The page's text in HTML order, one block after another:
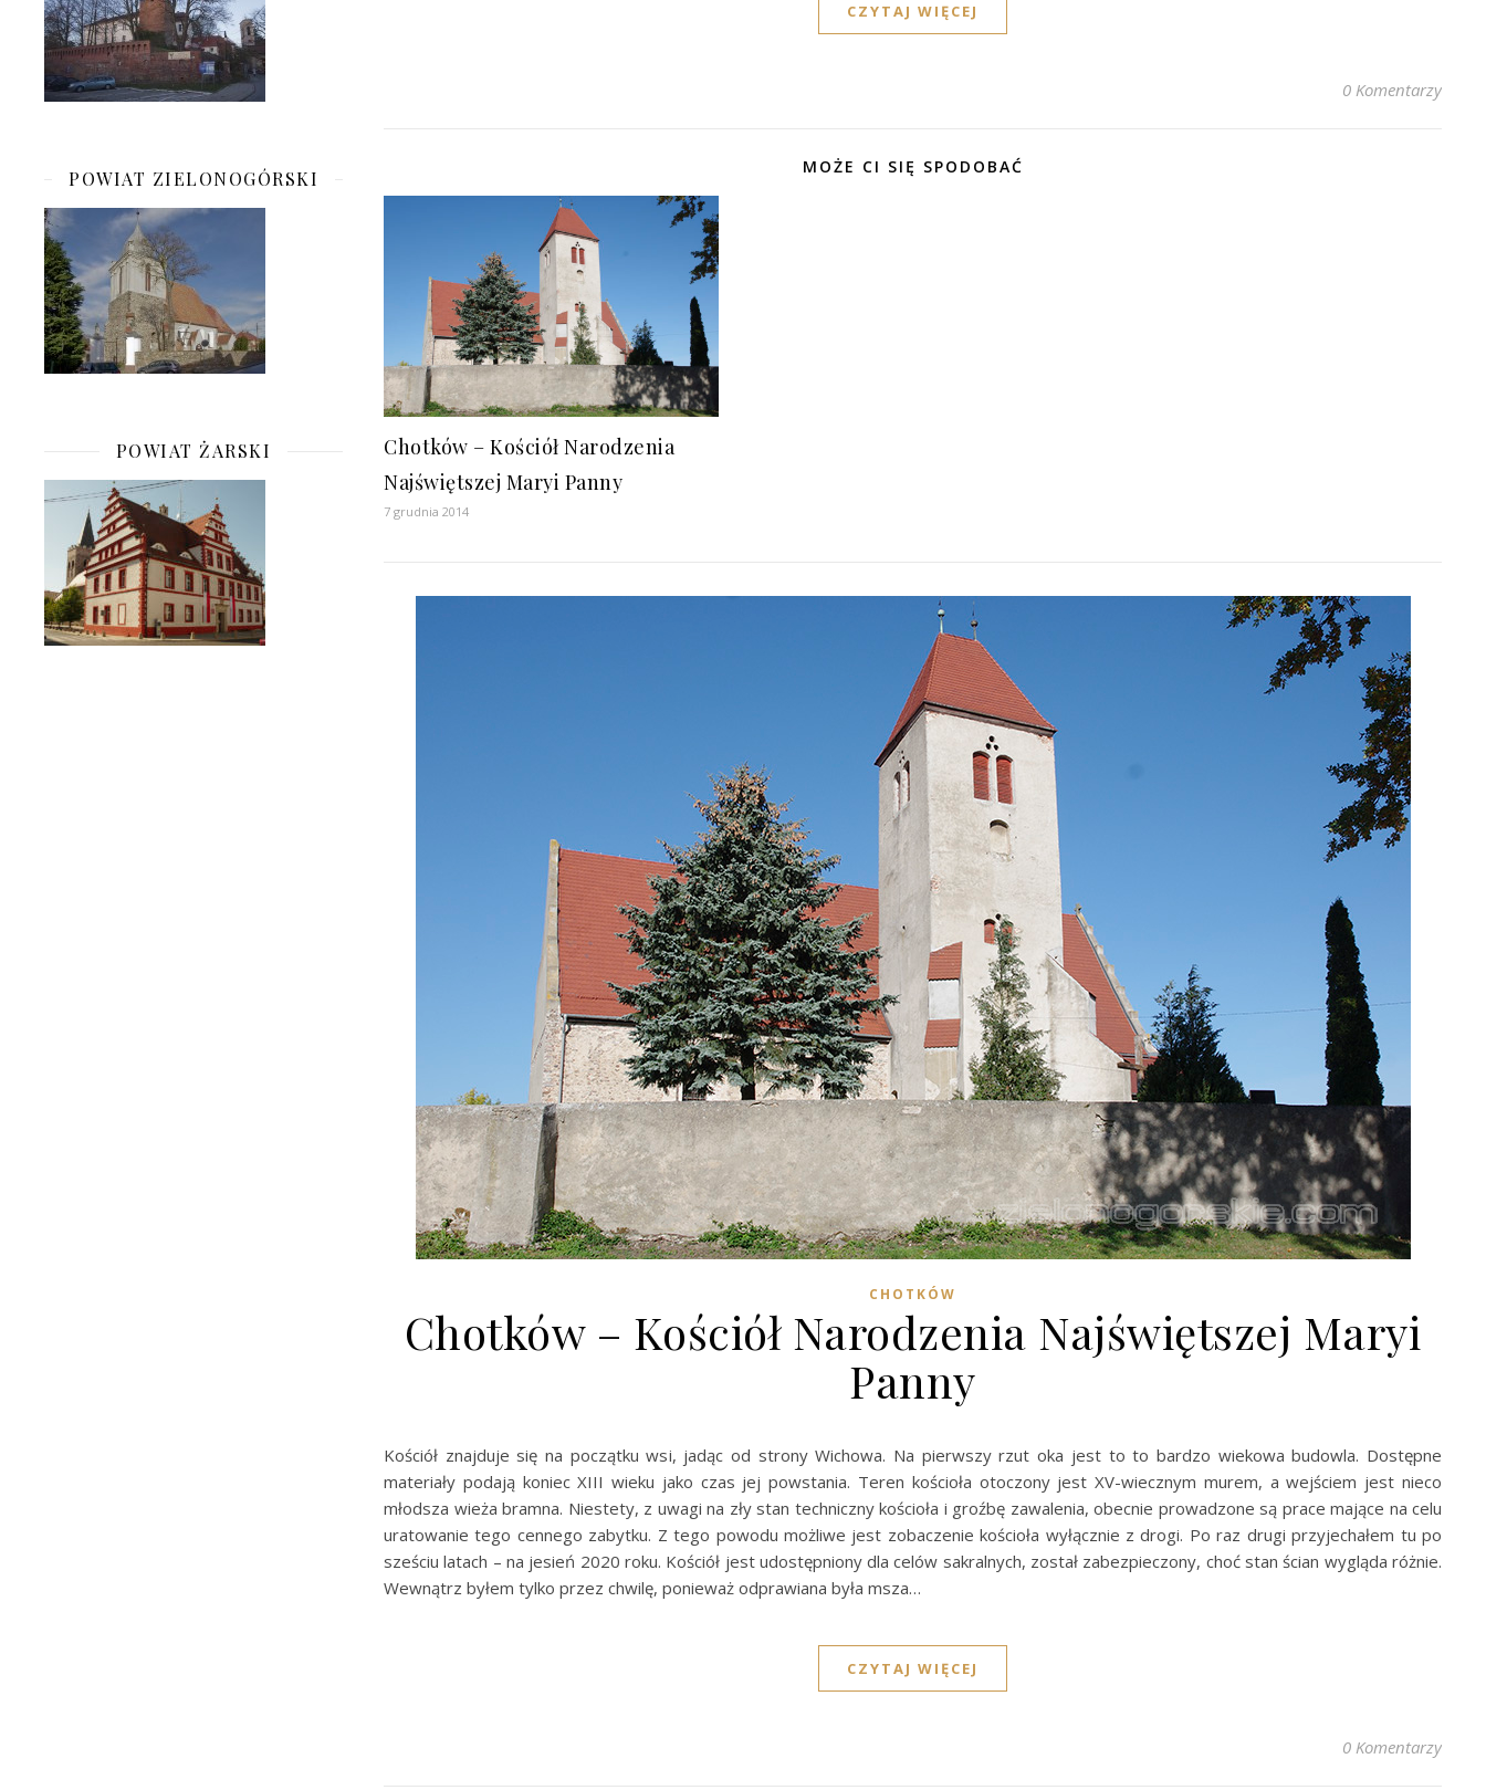
POWIAT ZIELONOGÓRSKI
POWIAT ŻARSKI
CZYTAJ WIĘCEJ
0 Komentarzy
MOŻE CI SIĘ SPODOBAĆ
Chotków – Kościół Narodzenia
Najświętszej Maryi Panny
7 grudnia 2014
CHOTKÓW
Chotków – Kościół Narodzenia Najświętszej Maryi
Panny
Kościół znajduje się na początku wsi, jadąc od strony Wichowa. Na pierwszy rzut oka jest to to bardzo wiekowa budowla. Dostępne
materiały podają koniec XIII wieku jako czas jej powstania. Teren kościoła otoczony jest XV-wiecznym murem, a wejściem jest nieco
młodsza wieża bramna. Niestety, z uwagi na zły stan techniczny kościoła i groźbę zawalenia, obecnie prowadzone są prace mające na celu
uratowanie tego cennego zabytku. Z tego powodu możliwe jest zobaczenie kościoła wyłącznie z drogi. Po raz drugi przyjechałem tu po
sześciu latach – na jesień 2020 roku. Kościół jest udostępniony dla celów sakralnych, został zabezpieczony, choć stan ścian wygląda różnie.
Wewnątrz byłem tylko przez chwilę, ponieważ odprawiana była msza…
CZYTAJ WIĘCEJ
0 Komentarzy